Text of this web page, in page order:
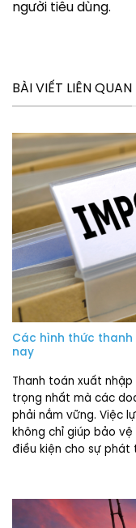
người tiêu dùng.
BÀI VIẾT LIÊN QUAN
Các hình thức thanh
nay
Thanh toán xuất
trọng nhất mà các
phải nắm vững. Việc
không chỉ giúp bảo
điều kiện cho sự phát